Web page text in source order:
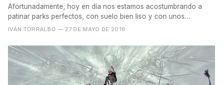
Afortunadamente, hoy en día nos estamos acostumbrando a
patinar parks perfectos, con suelo bien liso y con unos
módulos...
IVÁN TORRALBO — 27 DE MAYO DE 2016